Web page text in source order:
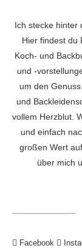
Ich stecke hinter
Hier findest du
Koch- und
und -
um den
und
vollem Herzblut.
und einfach
großen Wert
über mich
Facebook